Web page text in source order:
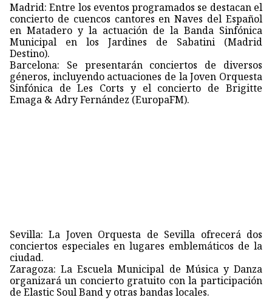
Madrid: Entre los eventos programados se destacan el
concierto de cuencos cantores en Naves del Español
en Matadero y la actuación de la Banda Sinfónica
Municipal en los Jardines de Sabatini (Madrid
Destino).
Barcelona: Se presentarán conciertos de diversos
géneros, incluyendo actuaciones de la Joven Orquesta
Sinfónica de Les Corts y el concierto de Brigitte
Emaga & Adry Fernández (EuropaFM).
Sevilla: La Joven Orquesta de Sevilla ofrecerá dos
conciertos especiales en lugares emblemáticos de la
ciudad.
Zaragoza: La Escuela Municipal de Música y Danza
organizará un concierto gratuito con la participación
de Elastic Soul Band y otras bandas locales.